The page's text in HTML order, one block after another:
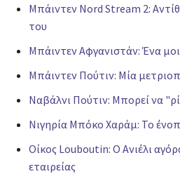
Μπάιντεν Nord Stream 2:
του
Μπάιντεν Αφγανιστάν: Ένα
Μπάιντεν Πούτιν: Μία
Ναβάλνι Πούτιν: Μπορεί να
Νιγηρία Μπόκο Χαράμ: Το
Οίκος Louboutin: Ο Ανιέλι
εταιρείας